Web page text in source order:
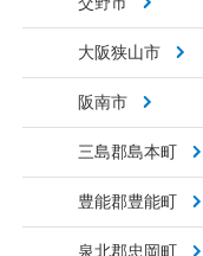
大阪狭山市
阪南市
三島郡島本町
豊能郡豊能町
泉北郡忠岡町